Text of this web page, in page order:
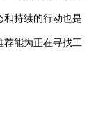
和持续的行动也是
荐能为正在寻找工